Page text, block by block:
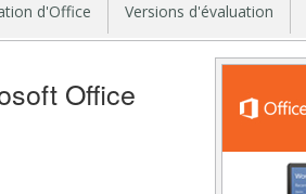
d'Office Versions d'évaluation
Office